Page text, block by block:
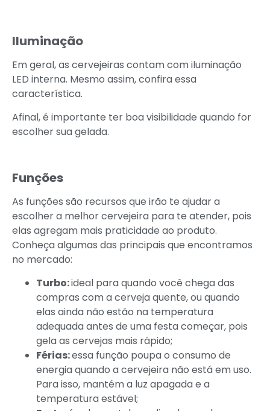
Iluminação
Em geral, as cervejeiras contam com iluminação
LED interna. Mesmo assim, confira essa
característica.
Afinal, é importante ter boa visibilidade quando for
escolher sua gelada.
Funções
As funções são recursos que irão te ajudar a
escolher a melhor cervejeira para te atender, pois
elas agregam mais praticidade ao produto.
Conheça algumas das principais que encontramos
no mercado:
Turbo:ideal para quando você chega das
compras com a cerveja quente, ou quando
elas ainda não estão na temperatura
adequada antes de uma festa começar, pois
gela as cervejas mais rápido;
Férias:essa função poupa o consumo de
energia quando a cervejeira não está em uso.
Para isso, mantém a luz apagada e a
temperatura estável;